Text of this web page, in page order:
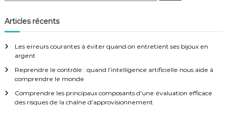
g
a
h
e
c
e
:
c
e
r
Articles récents
Les erreurs courantes à éviter quand on entretient ses bijoux en
argent
Reprendre le contrôle : quand l’intelligence artificielle nous aide à
comprendre le monde
Comprendre les principaux composants d’une évaluation efficace
des risques de la chaîne d’approvisionnement